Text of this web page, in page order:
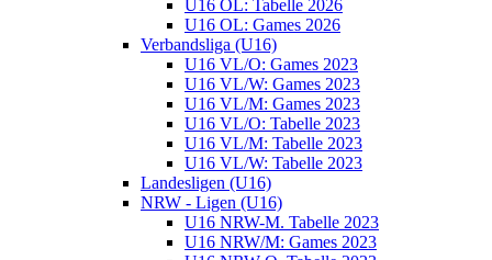
U16 OL: Tabelle 2026
U16 OL: Games 2026
Verbandsliga (U16)
U16 VL/O: Games 2023
U16 VL/W: Games 2023
U16 VL/M: Games 2023
U16 VL/O: Tabelle 2023
U16 VL/M: Tabelle 2023
U16 VL/W: Tabelle 2023
Landesligen (U16)
NRW - Ligen (U16)
U16 NRW-M. Tabelle 2023
U16 NRW/M: Games 2023